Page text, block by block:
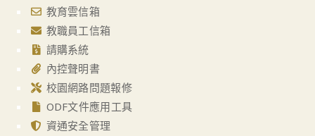
教育雲信箱
教職員工信箱
請購系統
內控聲明書
校園網路問題報修
ODF文件應用工具
資通安全管理